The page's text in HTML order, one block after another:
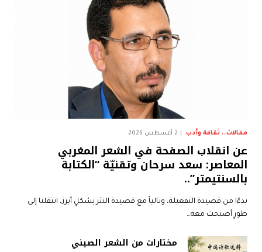
مقالات.. ثقافة وأدب 2 أغسطس 2026
عن انقلاب الصفحة في الشعر المغربي
المعاصر: سعد سرحان وتقنيّة “الكتابة
بالسنتيمتر”..
بدءًا من قصيدة التفعيلة، وتالياً مع قصيدة النثر بشكلٍ أبرز، انتقلنا إلى
طورٍ أصبحت معه…
مختارات من الشعر الصيني